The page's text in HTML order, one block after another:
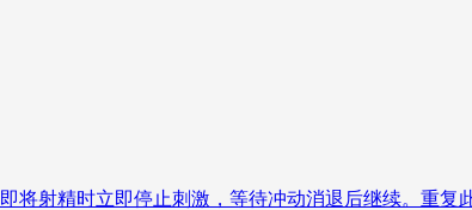
将射精时立即停止刺激，等待冲动消退后继续。重复